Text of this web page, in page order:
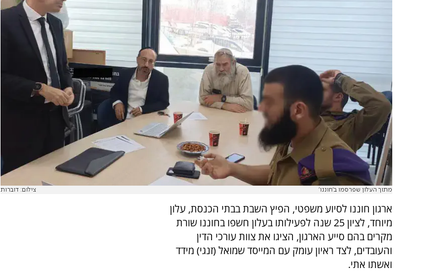
מתוך העלון שפרסמו ב'חוננו' צילום: דוברות
ארגון חוננו לסיוע משפטי, הפיץ השבת בבתי הכנסת, עלון
מיוחד, לציון 25 שנה לפעילותו בעלון חשפו בחוננו שורת
מקרים בהם סייע הארגון, הציגו את צוות עורכי הדין
והעובדים, לצד ראיון עומק עם המייסד שמואל (זנגי) מידד
ואשתו אתי.